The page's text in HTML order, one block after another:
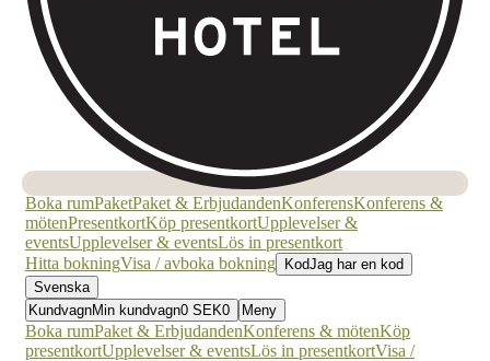
Boka rumPaketPaket & ErbjudandenKonferensKonferens &
mötenPresentkortKöp presentkortUpplevelser &
eventsUpplevelser & eventsLös in presentkort
Hitta bokningVisa / avboka bokning KodJag har en kod
Svenska
KundvagnMin kundvagn0 SEK0 Meny
Boka rumPaket & ErbjudandenKonferens & mötenKöp
presentkortUpplevelser & eventsLös in presentkortVisa /